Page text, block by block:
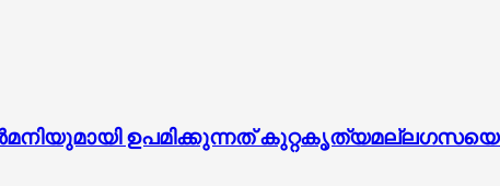
ഉപമിക്കുന്നത് കുറ്റകൃത്യമല്ലഗസയെ